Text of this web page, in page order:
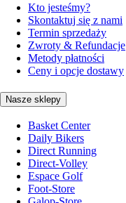
Kto jesteśmy?
Skontaktuj się z nami
Termin sprzedaży
Zwroty & Refundacje
Metody płatności
Ceny i opcje dostawy
Nasze sklepy
Basket Center
Daily Bikers
Direct Running
Direct-Volley
Espace Golf
Foot-Store